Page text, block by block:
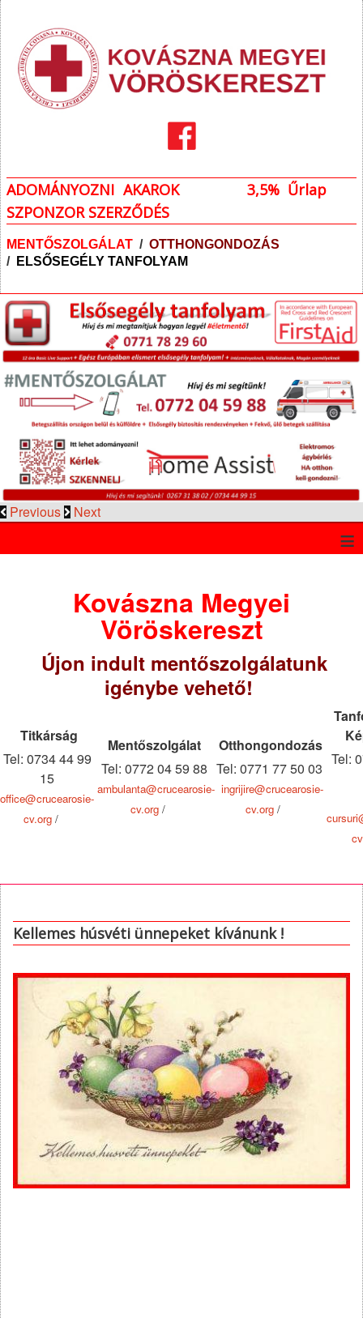
ADOMÁNYOZNI AKAROK
3,5% Űrlap
SZPONZOR SZERZŐDÉS
MENTŐSZOLGÁLAT / OTTHONGONDOZÁS
/ ELSŐSEGÉLY TANFOLYAM
Previous Next
≡
Kovászna Megyei
Vöröskereszt
Újon indult mentőszolgálatunk
igénybe vehető!
Titkárság
Tel: 0734 44 99
15
office@crucearosie-
cv.org/
Mentőszolgálat
Tel: 0772 04 59 88
ambulanta@crucearosie-
cv.org /
Otthongondozás
Tel: 0771 77 50 03
ingrijire@crucearosie-
cv.org/
Tel:
cursuri
Kellemes húsvéti ünnepeket kívánunk !